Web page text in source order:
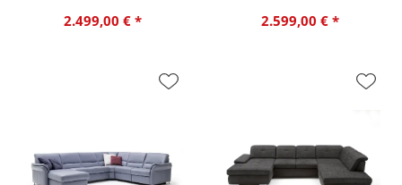
2.499,00 € * 2.599,00 € *